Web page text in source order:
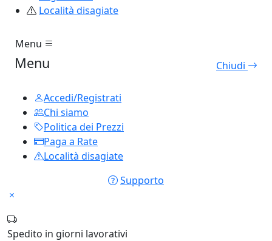
Località disagiate
Menu
Menu Chiudi
Accedi/Registrati
Chi siamo
Politica dei Prezzi
Paga a Rate
Località disagiate
Supporto
Spedito in giorni lavorativi